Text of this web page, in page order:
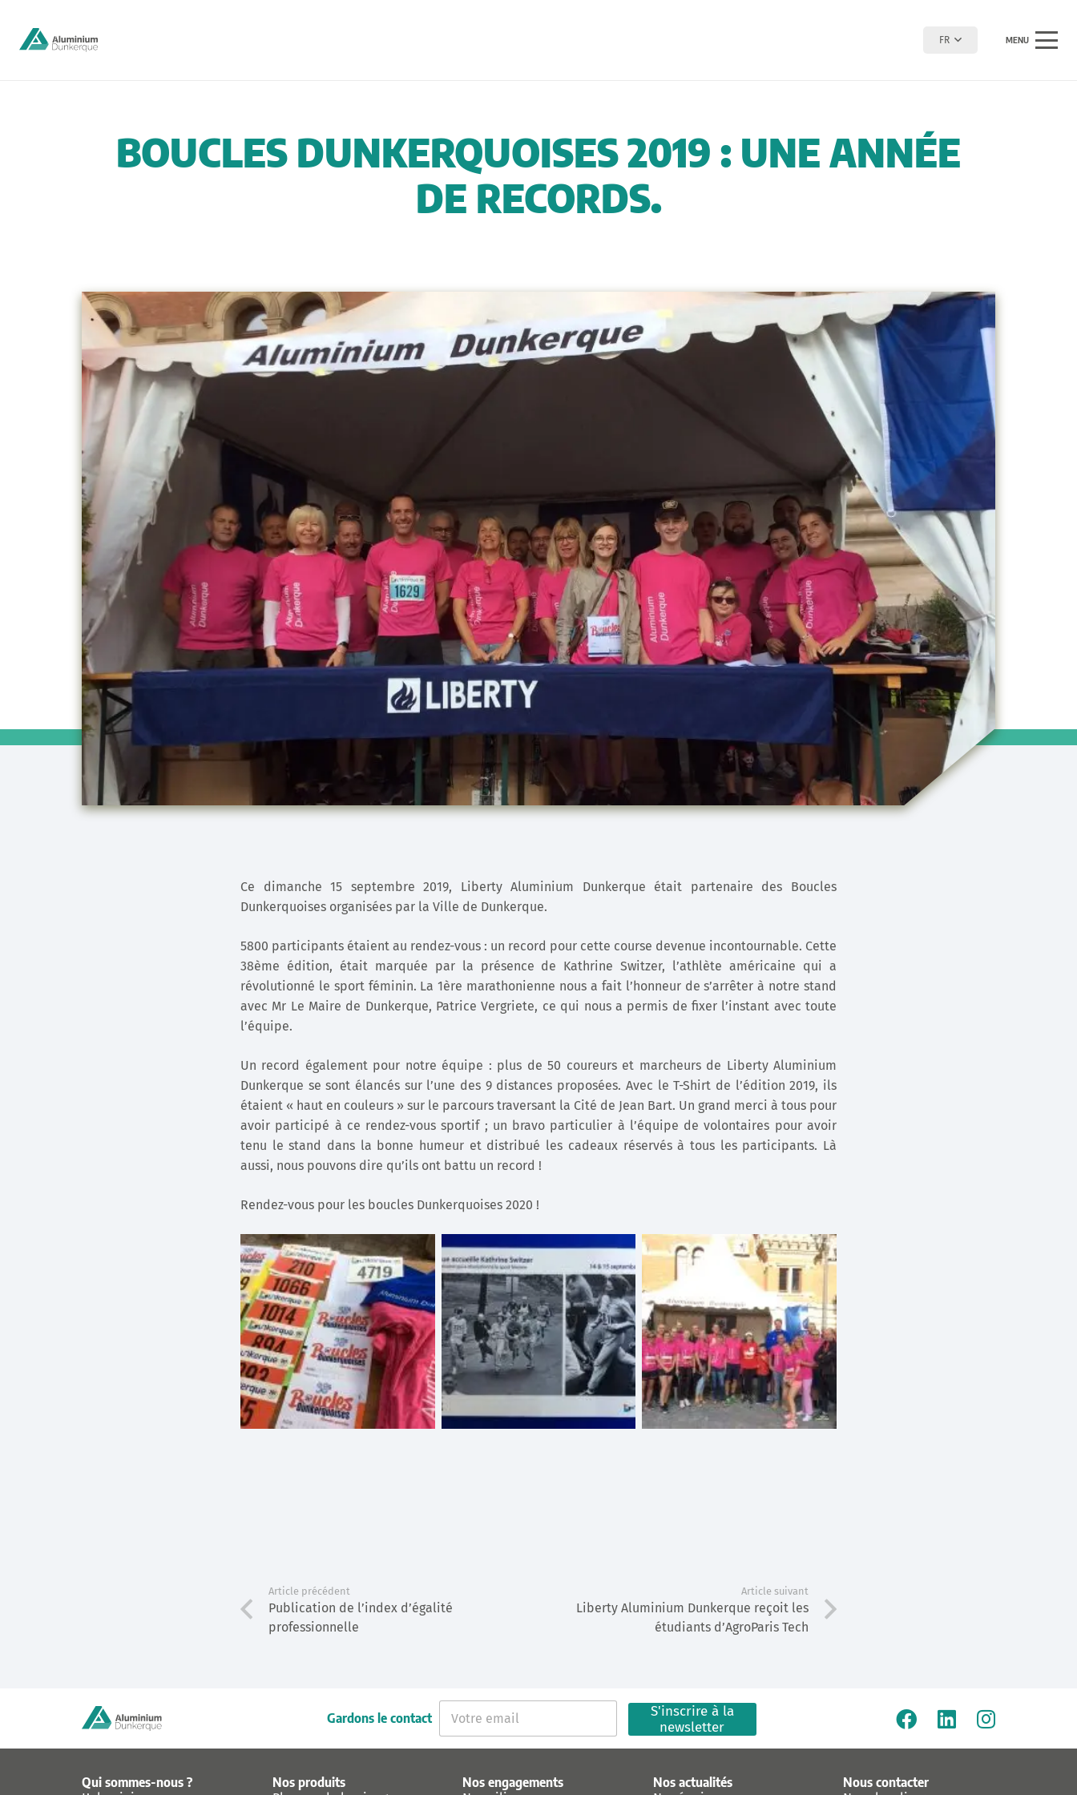
FR MENU
BOUCLES DUNKERQUOISES 2019 : UNE ANNÉE
DE RECORDS.
Ce dimanche 15 septembre 2019, Liberty Aluminium Dunkerque était partenaire des Boucles
Dunkerquoises organisées par la Ville de Dunkerque.
5800 participants étaient au rendez-vous : un record pour cette course devenue incontournable. Cette
38ème édition, était marquée par la présence de Kathrine Switzer, l’athlète américaine qui a
révolutionné le sport féminin. La 1ère marathonienne nous a fait l’honneur de s’arrêter à notre stand
avec Mr Le Maire de Dunkerque, Patrice Vergriete, ce qui nous a permis de fixer l’instant avec toute
l’équipe.
Un record également pour notre équipe : plus de 50 coureurs et marcheurs de Liberty Aluminium
Dunkerque se sont élancés sur l’une des 9 distances proposées. Avec le T-Shirt de l’édition 2019, ils
étaient « haut en couleurs » sur le parcours traversant la Cité de Jean Bart. Un grand merci à tous pour
avoir participé à ce rendez-vous sportif ; un bravo particulier à l’équipe de volontaires pour avoir
tenu le stand dans la bonne humeur et distribué les cadeaux réservés à tous les participants. Là
aussi, nous pouvons dire qu’ils ont battu un record !
Rendez-vous pour les boucles Dunkerquoises 2020 !
Article précédent
Publication de l’index d’égalité
professionnelle
Article suivant
Liberty Aluminium Dunkerque reçoit les
étudiants d’AgroParis Tech
Gardons le contact
E
m
a
S'inscrire à la
newsletter
Qui sommes-nous ? Nos produits Nos engagements Nos actualités Nous contacter